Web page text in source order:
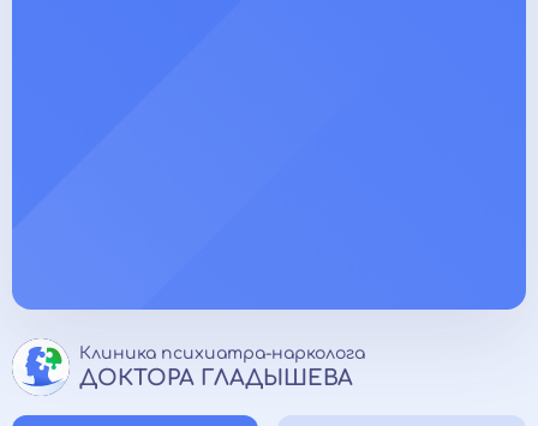
Клиника психиатра-нарколога
ДОКТОРА ГЛАДЫШЕВА